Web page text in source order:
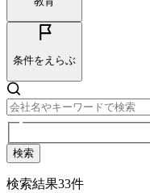
条件をえらぶ
検索
検索結果33件